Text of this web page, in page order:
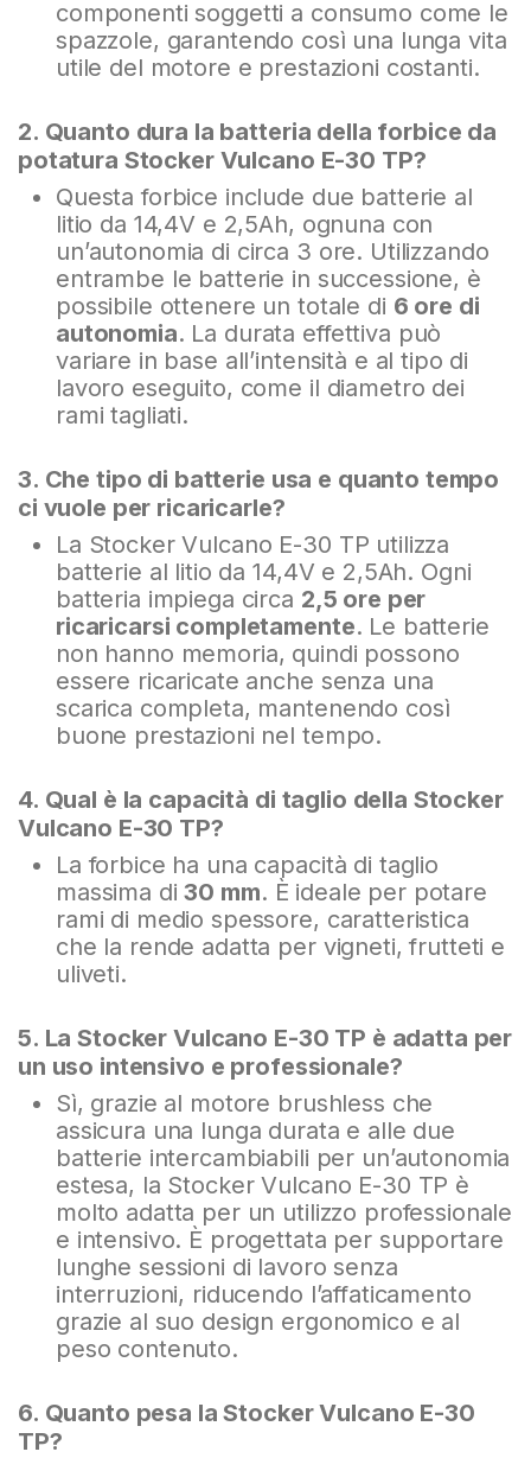
componenti soggetti a consumo come le
spazzole, garantendo così una lunga vita
utile del motore e prestazioni costanti.
2. Quanto dura la batteria della forbice da
potatura Stocker Vulcano E-30 TP?
Questa forbice include due batterie al
litio da 14,4V e 2,5Ah, ognuna con
un’autonomia di circa 3 ore. Utilizzando
entrambe le batterie in successione, è
possibile ottenere un totale di 6 ore di
autonomia. La durata effettiva può
variare in base all’intensità e al tipo di
lavoro eseguito, come il diametro dei
rami tagliati.
3. Che tipo di batterie usa e quanto tempo
ci vuole per ricaricarle?
La Stocker Vulcano E-30 TP utilizza
batterie al litio da 14,4V e 2,5Ah. Ogni
batteria impiega circa 2,5 ore per
ricaricarsi completamente. Le batterie
non hanno memoria, quindi possono
essere ricaricate anche senza una
scarica completa, mantenendo così
buone prestazioni nel tempo.
4. Qual è la capacità di taglio della Stocker
Vulcano E-30 TP?
La forbice ha una capacità di taglio
massima di30 mm. È ideale per potare
rami di medio spessore, caratteristica
che la rende adatta per vigneti, frutteti e
uliveti.
5. La Stocker Vulcano E-30 TP è adatta per
un uso intensivo e professionale?
Sì, grazie al motore brushless che
assicura una lunga durata e alle due
batterie intercambiabili per un’autonomia
estesa, la Stocker Vulcano E-30 TP è
molto adatta per un utilizzo professionale
e intensivo. È progettata per supportare
lunghe sessioni di lavoro senza
interruzioni, riducendo l’affaticamento
grazie al suo design ergonomico e al
peso contenuto.
6. Quanto pesa la Stocker Vulcano E-30
TP?